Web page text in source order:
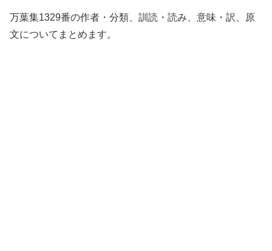
万葉集1329番の作者・分類、訓読・読み、意味・訳、原
文についてまとめます。